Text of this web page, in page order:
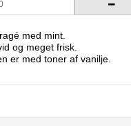
med mint.
og meget frisk.
er med toner af vanilje.